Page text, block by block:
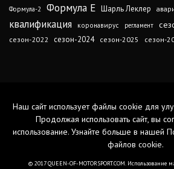
Формула-2 Формула Е Шарль Леклер
квалификация коронавирус регламент
сезон-2022 сезон-2024 сезон-2025 сезон-
Наш сайт использует файлы cookie для
Продолжая использовать сайт, вы
использование. Узнайте больше в нашей
файлов cookie.
© 2017 QUEEN-OF-MOTORSPORT.COM. Использование